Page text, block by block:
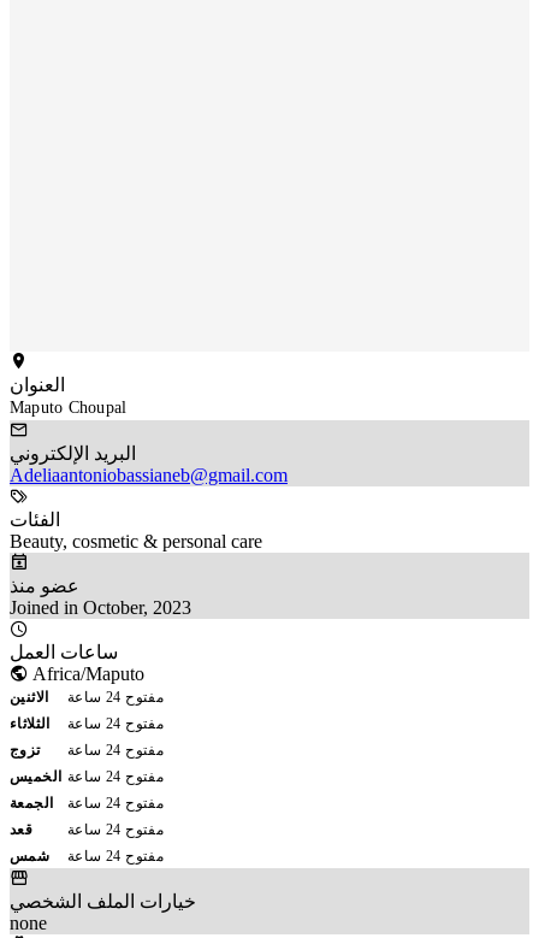
العنوان
Maputo Choupal
البريد الإلكتروني
Adeliaantoniobassianeb@gmail.com
الفئات
Beauty, cosmetic & personal care
عضو منذ
Joined in October, 2023
ساعات العمل
Africa/Maputo
الاثنين
مفتوح 24 ساعة
الثلاثاء
مفتوح 24 ساعة
تزوج
مفتوح 24 ساعة
الخميس
مفتوح 24 ساعة
الجمعة
مفتوح 24 ساعة
قعد
مفتوح 24 ساعة
شمس
مفتوح 24 ساعة
خيارات الملف الشخصي
none